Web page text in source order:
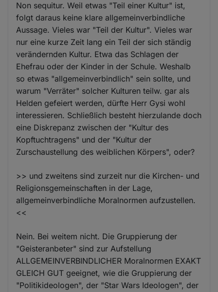
Non sequitur. Weil etwas "Teil einer Kultur" ist,
folgt daraus keine klare allgemeinverbindliche
Aussage. Vieles war "Teil der Kultur". Vieles war
nur eine kurze Zeit lang ein Teil der sich ständig
verändernden Kultur. Etwa das Schlagen der
Ehefrau oder der Kinder in der Schule. Weshalb
so etwas "allgemeinverbindlich" sein sollte, und
warum "Verräter" solcher Kulturen teilw. gar als
Helden gefeiert werden, dürfte Herr Gysi wohl
interessieren. Schließlich besteht hierzulande doch
eine Diskrepanz zwischen der "Kultur des
Kopftuchtragens" und der "Kultur der
Zurschaustellung des weiblichen Körpers", oder?
>> und zweitens sind zurzeit nur die Kirchen- und
Religionsgemeinschaften in der Lage,
allgemeinverbindliche Moralnormen aufzustellen.
<<
Nein. Bei weitem nicht. Die Gruppierung der
"Geisteranbeter" sind zur Aufstellung
ALLGEMEINVERBINDLICHER Moralnormen EXAKT
GLEICH GUT geeignet, wie die Gruppierung der
"Politikideologen", der "Star Wars Ideologen", der